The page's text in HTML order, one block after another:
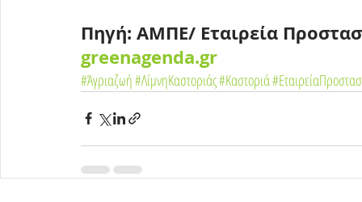
Πηγή: ΑΜΠΕ/ Εταιρεία
greenagenda.gr
#Άγριαζωή#ΛίμνηΚαστοριάς#Καστοριά